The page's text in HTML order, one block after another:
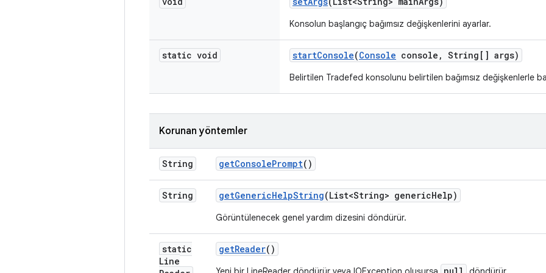
Konsolun başlangıç bağımsız değişkenlerini ayarlar.
static void startConsole(Console console , String[] args)
Belirtilen Tradefed konsolunu belirtilen bağımsız değişkenlerle
Korunan yöntemler
String getConsolePrompt()
String getGenericHelpString(List<String> genericHelp)
Görüntülenecek genel yardım dizesini döndürür.
static
Line
getReader()